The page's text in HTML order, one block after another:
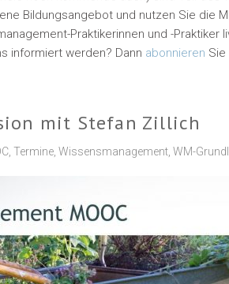
Bildungsangebot und nutzen Sie die
Praktikerinnen und -Praktiker
informiert werden? Dann abonnieren Sie
mit Stefan Zillich
Termine Wissensmanagement WM-